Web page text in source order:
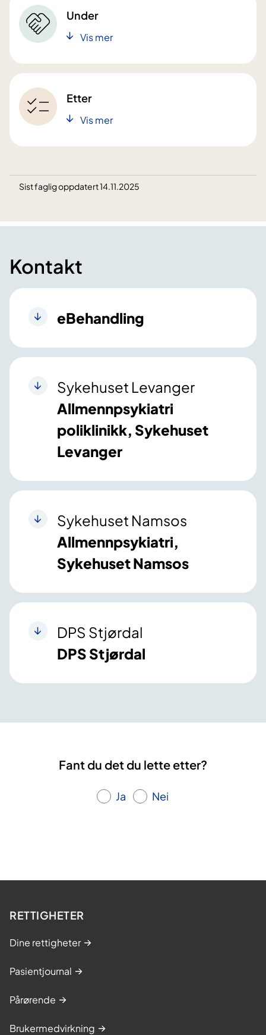
Under
Vis mer
Etter
Vis mer
Sist faglig oppdatert 14.11.2025
Kontakt
eBehandling
Sykehuset Levanger
Allmennpsykiatri
poliklinikk, Sykehuset
Levanger
Sykehuset Namsos
Allmennpsykiatri,
Sykehuset Namsos
DPS Stjørdal
DPS Stjørdal
Fant du det du lette etter?
Ja Nei
RETTIGHETER
Dine rettigheter
Pasientjournal
Pårørende
Brukermedvirkning